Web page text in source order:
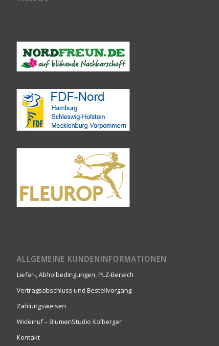
ALLGEMEINE KUNDENINFORMATIONEN
Liefer-, Abholbedingungen, PLZ-Bereich
Vertragsabschluss und Bestellvorgang
Zahlungsweisen
Widerruf – BlumenStudio Kolberger
Kontakt